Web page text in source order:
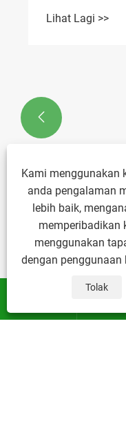
Apakah
Mikro dalam
Mampan?

Tentang Kami
Kami menggunakan
anda pengalaman
lebih baik,
memperibadikan
menggunakan
dengan penggunaan
Tolak